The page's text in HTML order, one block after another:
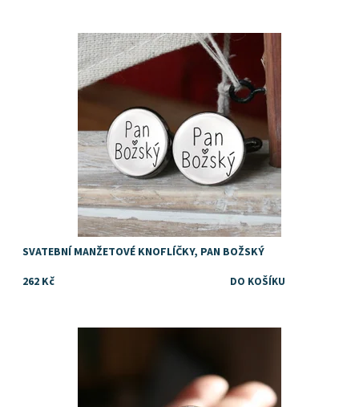
Dostupnost: Skladem
SVATEBNÍ MANŽETOVÉ KNOFLÍČKY, PAN BOŽSKÝ
262 Kč
Dostupnost: Skladem